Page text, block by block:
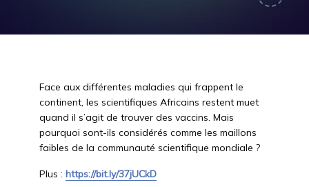
Face aux différentes maladies qui frappent le
continent, les scientifiques Africains restent muet
quand il s’agit de trouver des vaccins. Mais
pourquoi sont-ils considérés comme les maillons
faibles de la communauté scientifique mondiale ?
Plus : https://bit.ly/37jUCkD